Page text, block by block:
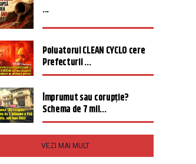
...
Poluatorul CLEAN CYCLO cere
Prefecturii ...
Împrumut sau corupție?
Schema de 7 mil...
VEZI MAI MULT